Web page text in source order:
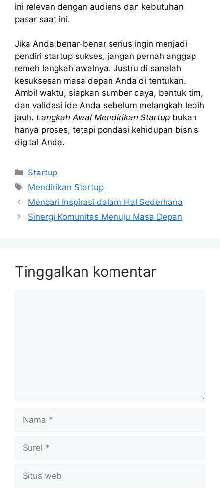
ini relevan dengan audiens dan kebutuhan
pasar saat ini.
Jika Anda benar-benar serius ingin menjadi
pendiri startup sukses, jangan pernah anggap
remeh langkah awalnya. Justru di sanalah
kesuksesan masa depan Anda di tentukan.
Ambil waktu, siapkan sumber daya, bentuk tim,
dan validasi ide Anda sebelum melangkah lebih
jauh. Langkah Awal Mendirikan Startup bukan
hanya proses, tetapi pondasi kehidupan bisnis
digital Anda.
Kategori
Startup
Tag
Mendirikan Startup
Mencari Inspirasi dalam Hal Sederhana
Sinergi Komunitas Menuju Masa Depan
Tinggalkan komentar
Nama
Surel
Situs
web